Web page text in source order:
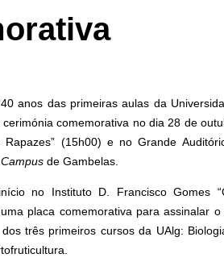
anos das primeiras aulas da
comemorativa no dia 28 de
Rapazes” (15h00) e no Grande
Campus de Gambelas.
no Instituto D. Francisco Gomes
placa comemorativa para assinalar
três primeiros cursos da UAlg: